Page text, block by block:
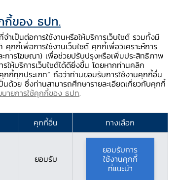
ธปท. นวัตกรรมภาคการเงิน สตางค์ Story
รา ช่วยเหลือ / ร้องเรียน EN
ระบบการ
กี้ของ ธปท.
ำเป็นต่อการใช้งานหรือให้บริการเว็บไซต์ รวมทั้งมี
กกี้เพื่อการใช้งานเว็บไซต์ คุกกี้เพื่อวิเคราะห์การ
ะการโฆษณา) เพื่อช่วยปรับปรุงหรือเพิ่มประสิทธิภาพ
รให้บริการเว็บไซต์ได้ดียิ่งขึ้น โดยหากท่านคลิก
กกี้ทุกประเภท” ถือว่าท่านยอมรับการใช้งานคุกกี้อื่น
ด้วย ซึ่งท่านสามารถศึกษารายละเอียดเกี่ยวกับคุกกี้
บายการใช้คุกกี้ของ ธปท.
คุกกี้อื่น ทางเลือก
ยอมรับ
ยอมรับการ
ใช้งานคุกกี้
ที่แนะนำ